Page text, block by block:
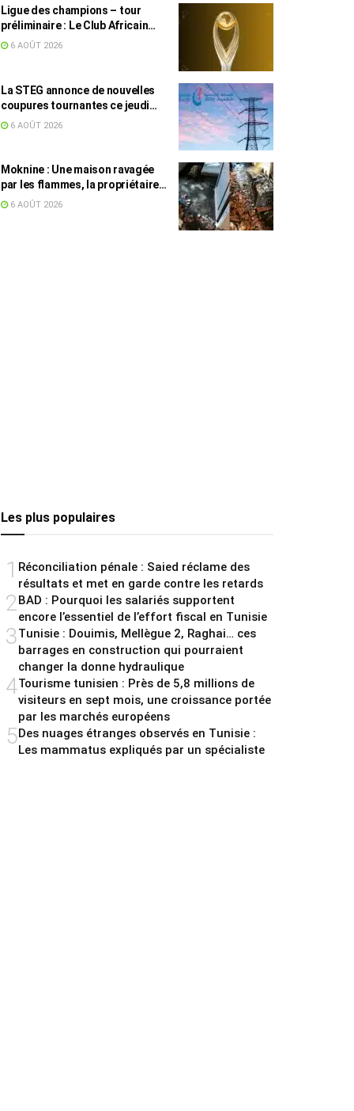
Ligue des champions – tour
préliminaire : Le Club Africain
face au Djoliba AC
6 AOÛT 2026
La STEG annonce de nouvelles
coupures tournantes ce jeudi
dans plusieurs régions
6 AOÛT 2026
Moknine : Une maison ravagée
par les flammes, la propriétaire
accuse la STEG et la SONEDE
6 AOÛT 2026
Les plus populaires
1 Réconciliation pénale : Saied réclame des
résultats et met en garde contre les retards
2BAD : Pourquoi les salariés supportent
encore l’essentiel de l’effort fiscal en Tunisie
3Tunisie : Douimis, Mellègue 2, Raghai… ces
barrages en construction qui pourraient
changer la donne hydraulique
4Tourisme tunisien : Près de 5,8 millions de
visiteurs en sept mois, une croissance portée
par les marchés européens
5Des nuages étranges observés en Tunisie :
Les mammatus expliqués par un spécialiste